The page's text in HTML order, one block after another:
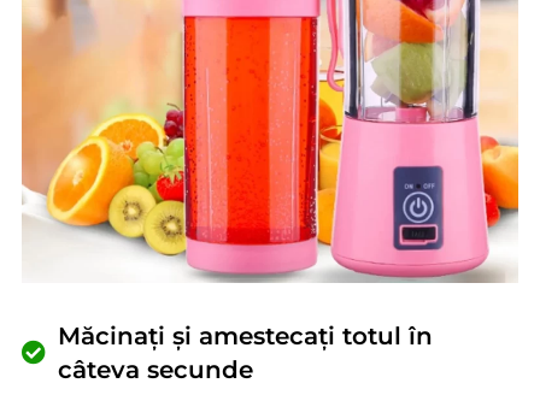
Măcinați și amestecați totul în
câteva secunde